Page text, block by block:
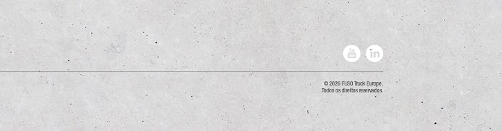
2026 FUSO Truck Europe.
Todos os direitos reservados.